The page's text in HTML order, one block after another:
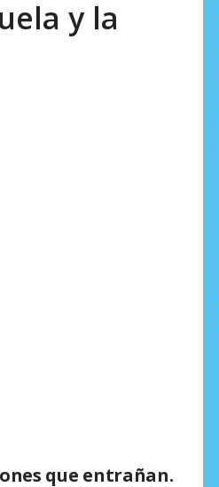
y la
que entrañan.